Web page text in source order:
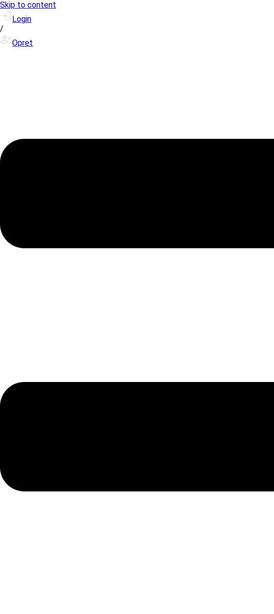
Skip to content
Login
/
Opret